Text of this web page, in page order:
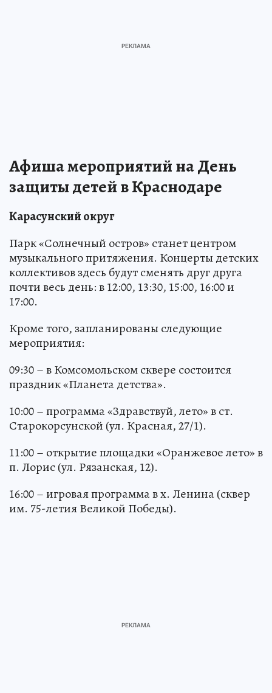
Афиша мероприятий на День
защиты детей в Краснодаре
Карасунский округ
Парк «Солнечный остров» станет центром
музыкального притяжения. Концерты детских
коллективов здесь будут сменять друг друга
почти весь день: в 12:00, 13:30, 15:00, 16:00 и
17:00.
Кроме того, запланированы следующие
мероприятия:
09:30 – в Комсомольском сквере состоится
праздник «Планета детства».
10:00 – программа «Здравствуй, лето» в ст.
Старокорсунской (ул. Красная, 27/1).
11:00 – открытие площадки «Оранжевое лето» в
п. Лорис (ул. Рязанская, 12).
16:00 – игровая программа в х. Ленина (сквер
им. 75-летия Великой Победы).